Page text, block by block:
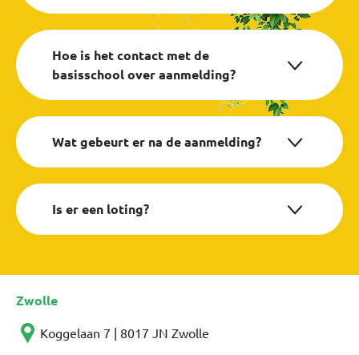
Hoe is het contact met de
basisschool over aanmelding?
Wat gebeurt er na de aanmelding?
Is er een loting?
Zwolle
Koggelaan 7 | 8017 JN Zwolle